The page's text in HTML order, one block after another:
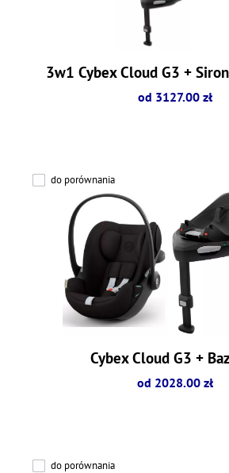
3w1 Cybex Cloud G3 +
od 3127.00 zł
do porównania
Cybex Cloud G3 +
od 2028.00 zł
do porównania